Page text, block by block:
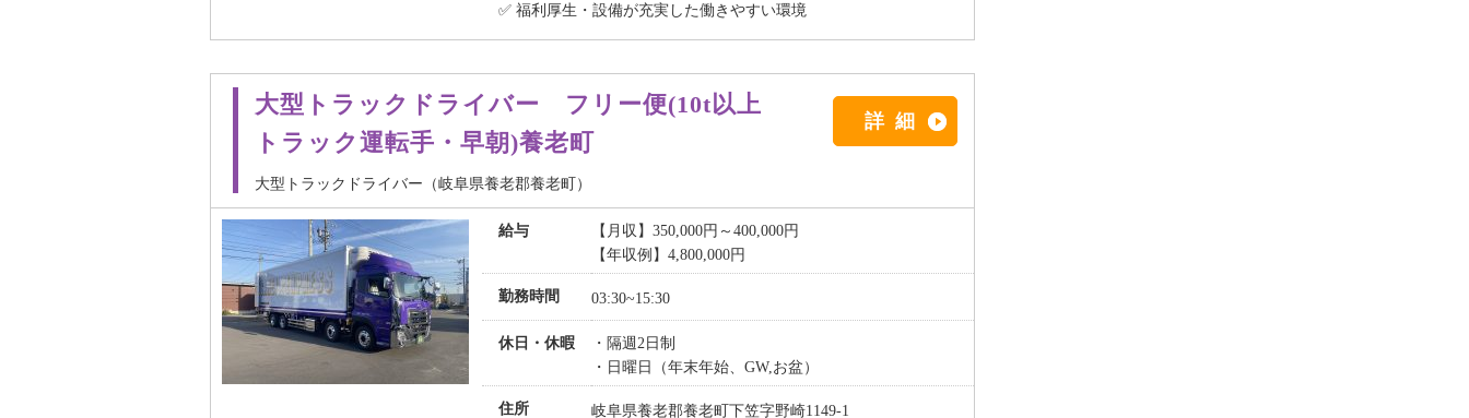
✅ 福利厚生・設備が充実した働きやすい環境
大型トラックドライバー フリー便(10t以上
トラック運転手・早朝)養老町
大型トラックドライバー（岐阜県養老郡養老町）
給与
【月収】350,000円～400,000円
【年収例】4,800,000円
勤務時間 03:30~15:30
休日・休暇
・隔週2日制
・日曜日（年末年始、GW,お盆）
住所 岐阜県養老郡養老町下笠字野崎1149-1
詳細